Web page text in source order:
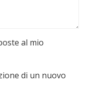
al mio
di un nuovo